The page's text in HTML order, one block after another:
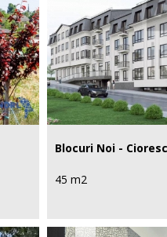
Blocuri Noi -
45 m2